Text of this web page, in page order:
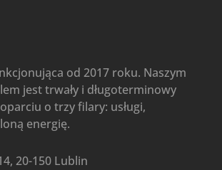
od 2017 roku. Naszym
jest trwały i długoterminowy
o trzy filary: usługi,
energię.
20-150 Lublin